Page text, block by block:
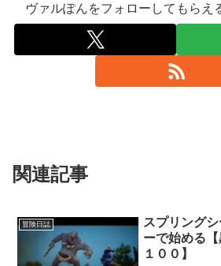
ヴァルぽんをフォローしてもらえ
関連記事
冒険日誌
スプリング
ーで始める
１００】